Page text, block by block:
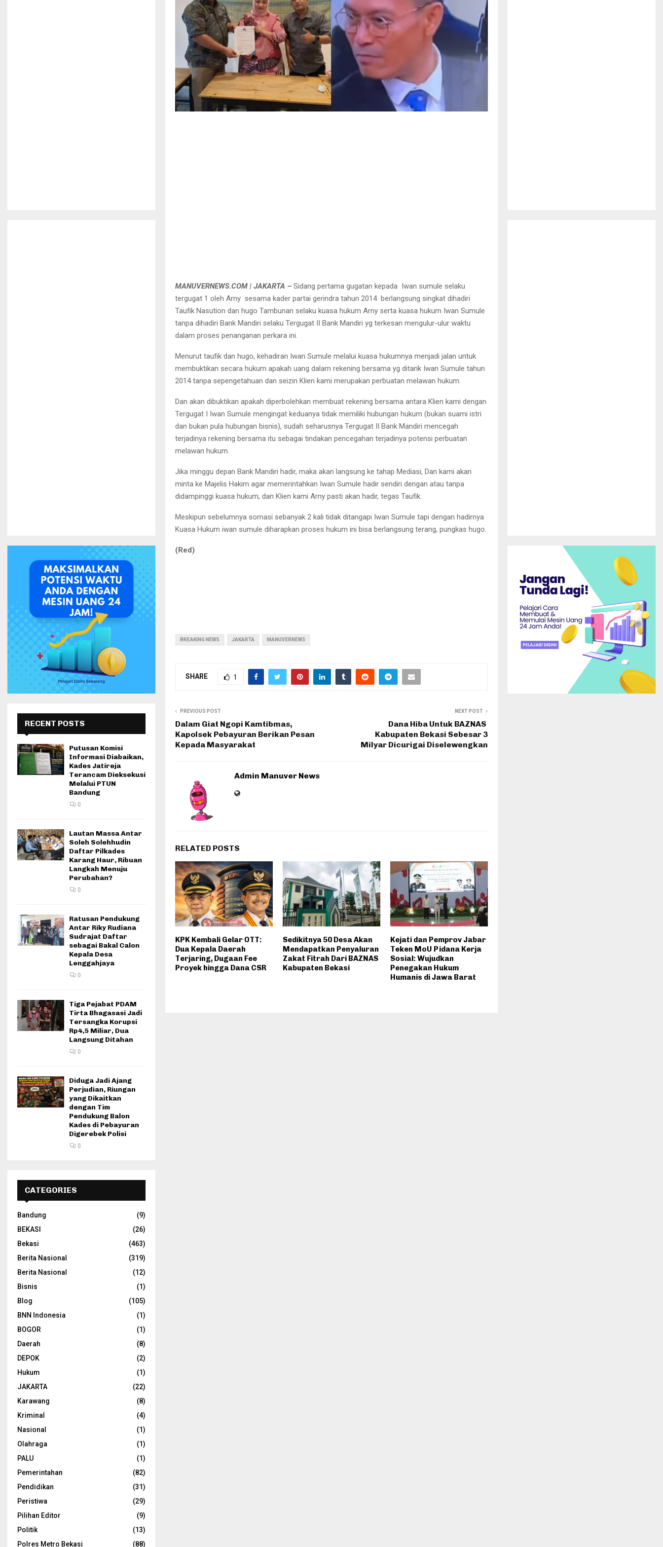
MANUVERNEWS.COM | JAKARTA – Sidang pertama gugatan kepada Iwan sumule selaku
tergugat 1 oleh Arny sesama kader partai gerindra tahun 2014 berlangsung singkat dihadiri
Taufik Nasution dan hugo Tambunan selaku kuasa hukum Arny serta kuasa hukum Iwan Sumule
tanpa dihadiri Bank Mandiri selaku Tergugat II Bank Mandiri yg terkesan mengulur-ulur waktu
dalam proses penanganan perkara ini.
Menurut taufik dan hugo, kehadiran Iwan Sumule melalui kuasa hukumnya menjadi jalan untuk
membuktikan secara hukum apakah uang dalam rekening bersama yg ditarik Iwan Sumule tahun
2014 tanpa sepengetahuan dan seizin Klien kami merupakan perbuatan melawan hukum.
Dan akan dibuktikan apakah diperbolehkan membuat rekening bersama antara Klien kami dengan
Tergugat I Iwan Sumule mengingat keduanya tidak memiliki hubungan hukum (bukan suami istri
dan bukan pula hubungan bisnis), sudah seharusnya Tergugat II Bank Mandiri mencegah
terjadinya rekening bersama itu sebagai tindakan pencegahan terjadinya potensi perbuatan
melawan hukum.
Jika minggu depan Bank Mandiri hadir, maka akan langsung ke tahap Mediasi, Dan kami akan
minta ke Majelis Hakim agar memerintahkan Iwan Sumule hadir sendiri dengan atau tanpa
didampinggi kuasa hukum, dan Klien kami Arny pasti akan hadir, tegas Taufik.
Meskipun sebelumnya somasi sebanyak 2 kali tidak ditangapi Iwan Sumule tapi dengan hadirnya
Kuasa Hukum iwan sumule diharapkan proses hukum ini bisa berlangsung terang, pungkas hugo.
(Red)
BREAKING NEWS JAKARTA MANUVERNEWS
SHARE 1
PREVIOUS POST
Dalam Giat Ngopi Kamtibmas,
Kapolsek Pebayuran Berikan Pesan
Kepada Masyarakat
NEXT POST
Dana Hiba Untuk BAZNAS
Kabupaten Bekasi Sebesar 3
Milyar Dicurigai Diselewengkan
Admin Manuver News
RELATED POSTS
KPK Kembali Gelar OTT:
Dua Kepala Daerah
Terjaring, Dugaan Fee
Proyek hingga Dana CSR
Sedikitnya 50 Desa Akan
Mendapatkan Penyaluran
Zakat Fitrah Dari BAZNAS
Kabupaten Bekasi
Kejati dan Pemprov Jabar
Teken MoU Pidana Kerja
Sosial: Wujudkan
Penegakan Hukum
Humanis di Jawa Barat
RECENT POSTS
Putusan Komisi
Informasi Diabaikan,
Kades Jatireja
Terancam Dieksekusi
Melalui PTUN
Bandung
0
Lautan Massa Antar
Soleh Solehhudin
Daftar Pilkades
Karang Haur, Ribuan
Langkah Menuju
Perubahan?
0
Ratusan Pendukung
Antar Riky Rudiana
Sudrajat Daftar
sebagai Bakal Calon
Kepala Desa
Lenggahjaya
0
Tiga Pejabat PDAM
Tirta Bhagasasi Jadi
Tersangka Korupsi
Rp4,5 Miliar, Dua
Langsung Ditahan
0
Diduga Jadi Ajang
Perjudian, Riungan
yang Dikaitkan
dengan Tim
Pendukung Balon
Kades di Pebayuran
Digerebek Polisi
0
CATEGORIES
Bandung
(9)
BEKASI
(26)
Bekasi
(463)
Berita Nasional
(319)
Berita Nasional
(12)
Bisnis
(1)
Blog
(105)
BNN Indonesia
(1)
BOGOR
(1)
Daerah
(8)
DEPOK
(2)
Hukum
(1)
JAKARTA
(22)
Karawang
(8)
Kriminal
(4)
Nasional
(1)
Olahraga
(1)
PALU
(1)
Pemerintahan
(82)
Pendidikan
(31)
Peristiwa
(29)
Pilihan Editor
(9)
Politik
(13)
Polres Metro Bekasi
(88)